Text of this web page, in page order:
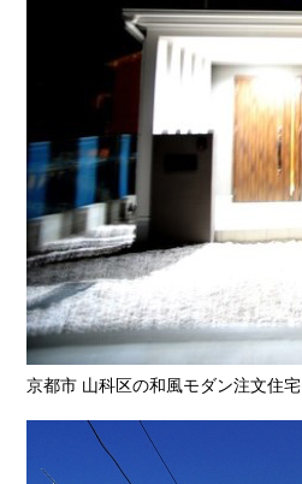
京都市 山科区の和風モダン注文住宅